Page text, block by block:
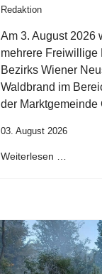
Redaktion
Am 3. August 2026
mehrere Freiwillige
Bezirks Wiener
Waldbrand im
der Marktgemeinde
03. August 2026
Weiterlesen …